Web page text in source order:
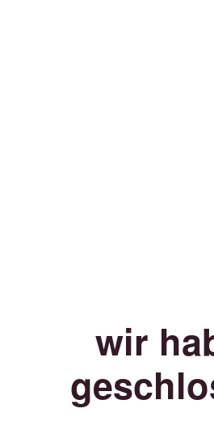
wir